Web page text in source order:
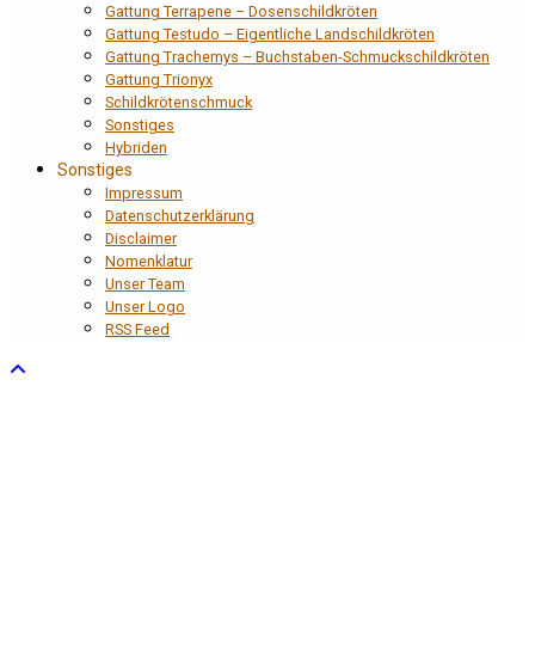
Gattung Terrapene – Dosenschildkröten
Gattung Testudo – Eigentliche Landschildkröten
Gattung Trachemys – Buchstaben-Schmuckschildkröten
Gattung Trionyx
Schildkrötenschmuck
Sonstiges
Hybriden
Sonstiges
Impressum
Datenschutzerklärung
Disclaimer
Nomenklatur
Unser Team
Unser Logo
RSS Feed